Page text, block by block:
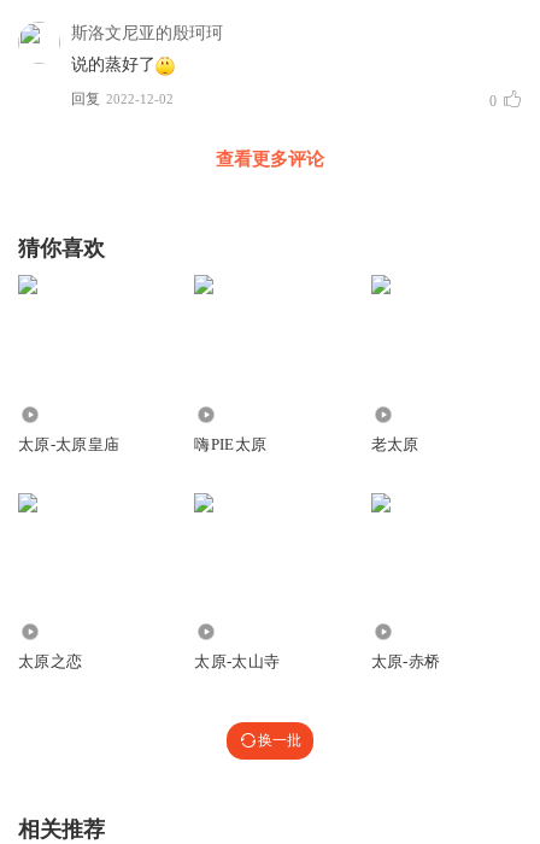
斯洛文尼亚的殷珂珂
说的蒸好了
回复 2022-12-02 0
查看更多评论
猜你喜欢
太原-太原皇庙 嗨PIE太原 老太原
太原之恋 太原-太山寺 太原-赤桥
换一批
相关推荐